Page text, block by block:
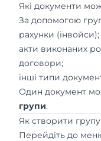
Які документи
За допомогою
рахунки (інвойси);
акти виконаних
договори;
інші типи
Один документ
групи.
Як створити
Перейдіть до